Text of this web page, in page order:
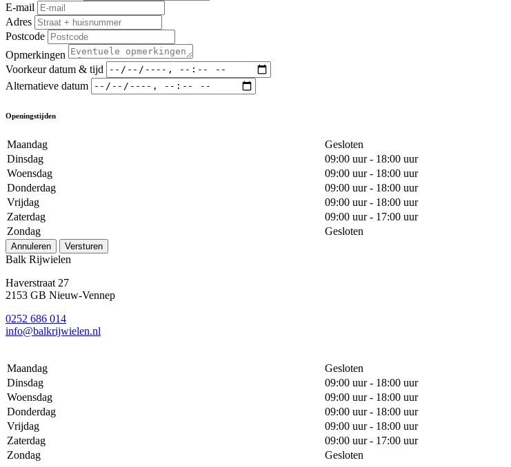
E-mail
Adres
Postcode
Opmerkingen
Voorkeur datum & tijd
Alternatieve datum
Openingstijden
Maandag
Gesloten
Dinsdag
09:00 uur - 18:00 uur
Woensdag
09:00 uur - 18:00 uur
Donderdag
09:00 uur - 18:00 uur
Vrijdag
09:00 uur - 18:00 uur
Zaterdag
09:00 uur - 17:00 uur
Zondag
Gesloten
Annuleren Versturen
Balk Rijwielen
Haverstraat 27
2153 GB Nieuw-Vennep
0252 686 014
info@balkrijwielen.nl
Maandag
Gesloten
Dinsdag
09:00 uur - 18:00 uur
Woensdag
09:00 uur - 18:00 uur
Donderdag
09:00 uur - 18:00 uur
Vrijdag
09:00 uur - 18:00 uur
Zaterdag
09:00 uur - 17:00 uur
Zondag
Gesloten